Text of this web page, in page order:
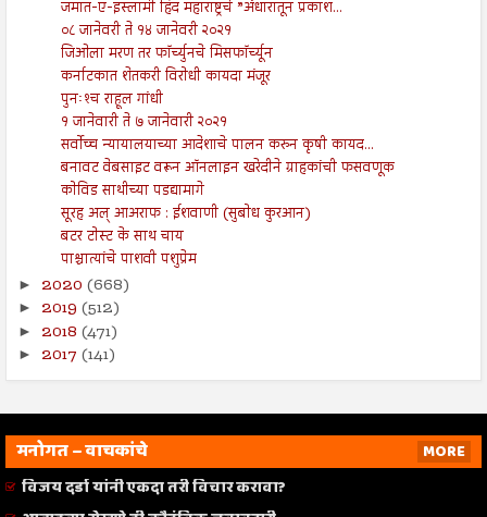
जमात-ए-इस्लामी हिंद महाराष्ट्रचे ”अंधारातून प्रकाश...
०८ जानेवरी ते १४ जानेवरी २०२१
जिओला मरण तर फॉर्च्युनचे मिसफॉर्च्यून
कर्नाटकात शेतकरी विरोधी कायदा मंजूर
पुनःश्‍च राहूल गांधी
१ जानेवारी ते ७ जानेवारी २०२१
सर्वोच्च न्यायालयाच्या आदेशाचे पालन करुन कृषी कायद...
बनावट वेबसाइट वरून ऑनलाइन खरेदीने ग्राहकांची फसवणूक
कोविड साथीच्या पडद्यामागे
सूरह अल् आअराफ : ईशवाणी (सुबोध कुरआन)
बटर टोस्ट के साथ चाय
पाश्चात्यांचे पाशवी पशुप्रेम
► 2020 (668)
► 2019 (512)
► 2018 (471)
► 2017 (141)
मनोगत – वाचकांचे
MORE
विजय दर्डा यांनी एकदा तरी विचार करावा?